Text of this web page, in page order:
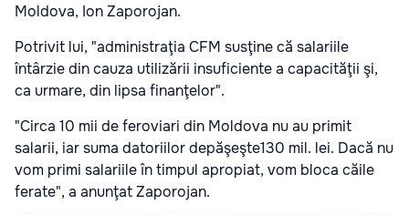
Moldova, Ion Zaporojan.
Potrivit lui, "administraţia CFM susţine că salariile
întârzie din cauza utilizării insuficiente a capacităţii şi,
ca urmare, din lipsa finanţelor".
"Circa 10 mii de feroviari din Moldova nu au primit
salarii, iar suma datoriilor depăşeşte130 mil. lei. Dacă nu
vom primi salariile în timpul apropiat, vom bloca căile
ferate", a anunţat Zaporojan.